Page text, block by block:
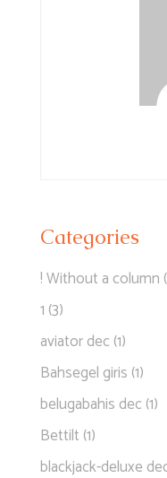
Categories
! Without a column
1 (3)
aviator dec (1)
Bahsegel giris (1)
belugabahis dec (1)
Bettilt (1)
blackjack-deluxe